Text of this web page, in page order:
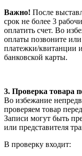
Важно! После
срок не более 3
оплатить счет. Во
оплаты позвоните
платежки/квитанции
банковской карты.
3. Проверка товара
Во избежание
проверяем товар
Записи могут быть
или представителя
В проверку входит: